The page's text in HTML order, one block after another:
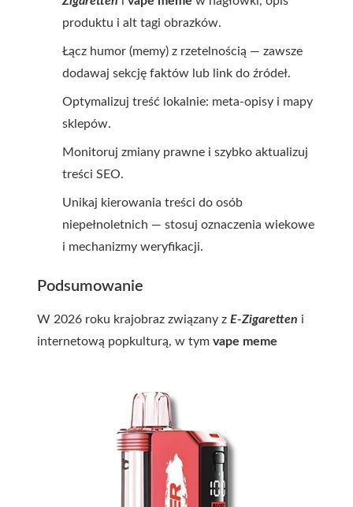
produktu i alt tagi obrazków.
Łącz humor (memy) z rzetelnością — zawsze
dodawaj sekcję faktów lub link do źródeł.
Optymalizuj treść lokalnie: meta-opisy i mapy
sklepów.
Monitoruj zmiany prawne i szybko aktualizuj
treści SEO.
Unikaj kierowania treści do osób
niepełnoletnich — stosuj oznaczenia wiekowe
i mechanizmy weryfikacji.
Podsumowanie
W 2026 roku krajobraz związany z E-Zigaretten i
internetową popkulturą, w tym vape meme